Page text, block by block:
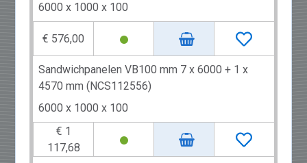
6000 x 1000 x 100
€ 576,00
Sandwichpanelen VB100 mm 7 x 6000 + 1 x
4570 mm (NCS112556)
6000 x 1000 x 100
€ 1
117,68